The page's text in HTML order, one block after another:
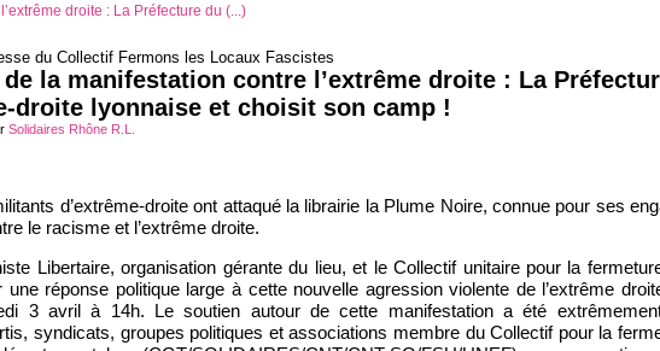
droite : La Préfecture du (...)
du Collectif Fermons les Locaux Fascistes
la manifestation contre l’extrême droite : La
droite lyonnaise et choisit son camp !
Solidaires Rhône R.L.
d’extrême-droite ont attaqué la librairie la Plume Noire, connue pour ses
le racisme et l’extrême droite.
Libertaire, organisation gérante du lieu, et le Collectif unitaire pour la
une réponse politique large à cette nouvelle agression violente de l’extrême
3 avril à 14h. Le soutien autour de cette manifestation a été
syndicats, groupes politiques et associations membre du Collectif pour la